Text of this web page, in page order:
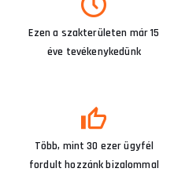
Ezen a szakterületen már 15
éve tevékenykedünk
Több, mint 30 ezer ügyfél
fordult hozzánk bizalommal